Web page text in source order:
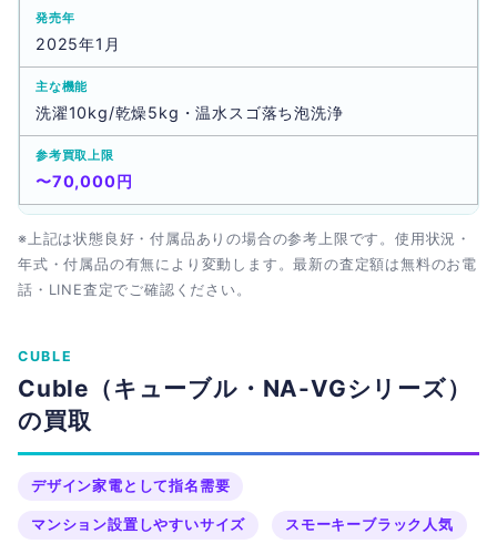
2025年1月
洗濯10kg/乾燥5kg・温水スゴ落ち泡洗浄
〜70,000円
※上記は状態良好・付属品ありの場合の参考上限です。使用状況・
年式・付属品の有無により変動します。最新の査定額は無料のお電
話・LINE査定でご確認ください。
CUBLE
Cuble（キューブル・NA-VGシリーズ）
の買取
デザイン家電として指名需要
マンション設置しやすいサイズ スモーキーブラック人気